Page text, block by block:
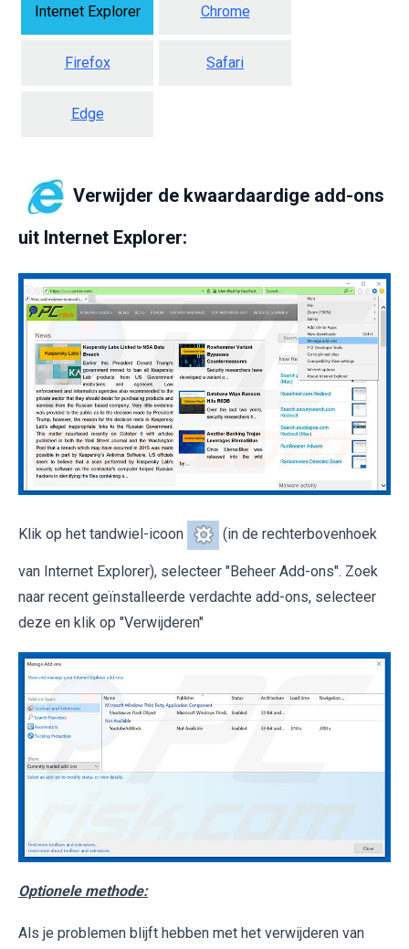
Internet Explorer Chrome
Firefox Safari
Edge
Verwijder de kwaardaardige add-ons
uit Internet Explorer:
Klik op het tandwiel-icoon (in de rechterbovenhoek
van Internet Explorer), selecteer "Beheer Add-ons". Zoek
naar recent geïnstalleerde verdachte add-ons, selecteer
deze en klik op "Verwijderen"
Optionele methode:
Als je problemen blijft hebben met het verwijderen van